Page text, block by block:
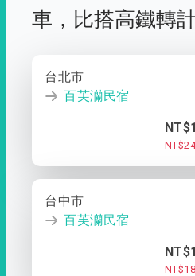
車， 比搭高鐵轉
台北市
百芙灡民宿
台中市
百芙灡民宿